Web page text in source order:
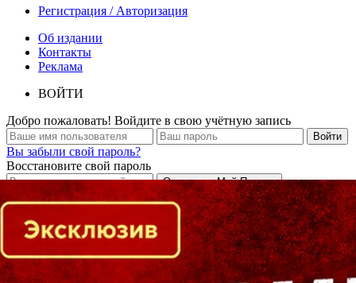
Регистрация / Авторизация
Об издании
Контакты
Реклама
ВОЙТИ
Добро пожаловать! Войдите в свою учётную запись
Вы забыли свой пароль?
Восстановите свой пароль
Кто есть кто в Байкальском регионе